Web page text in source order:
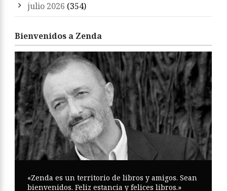
julio 2026 (354)
Bienvenidos a Zenda
«Zenda es un territorio de libros y amigos. Sean
bienvenidos. Feliz estancia y felices libros.»